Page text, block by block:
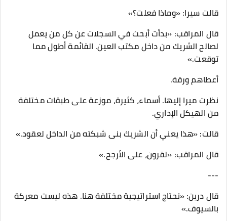
قالت سيرا: «وماذا فعلت؟»
قال المراقب: «بدأت أبحث في السجلات عن كل من يعمل
لصالح الشريك من داخل مكتب العين. القائمة أطول مما
توقعت.»
أعطاهم ورقة.
نظرت ميرا إليها. أسماء، كثيرة، موزعة على طبقات مختلفة
من الهيكل الإداري.
قالت: «هذا يعني أن الشريك بنى شبكته من الداخل لعقود.»
قال المراقب: «لقرون، على الأرجح.»
---
قال درين: «نحتاج استراتيجية مختلفة هنا. هذه ليست معركة
بالسيوف.»